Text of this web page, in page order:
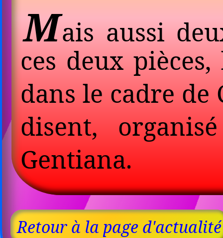
Mais aussi
ces deux
dans le cadre de
disent,
Gentiana.
Retour à la page d'actualité